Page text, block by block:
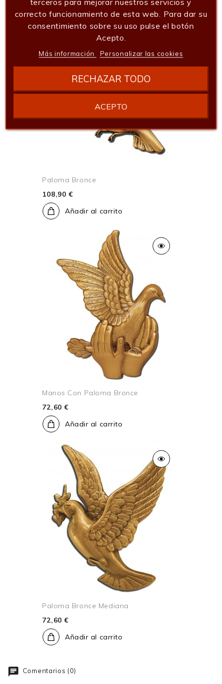
Paloma Bronce
108,90 €
Añadir al carrito
Manos Con Paloma Bronce
72,60 €
Añadir al carrito
Paloma Bronce Mediana
72,60 €
Añadir al carrito
Comentarios (0)
correcto funcionamiento de esta web. Para dar su
consentimiento sobre su uso pulse el botón
Acepto.
Más información Personalizar las cookies
RECHAZAR TODO
ACEPTO